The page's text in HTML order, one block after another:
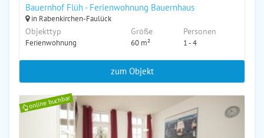
Bauernhof Flüh - Ferienwohnung Bauernhaus
in Rabenkirchen-Faulück
Objekttyp
Ferienwohnung
Größe
60 m²
Personen
1 - 4
zum Objekt
online buchbar